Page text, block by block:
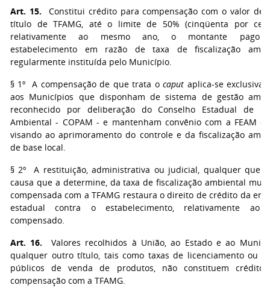
Art. 15. Constitui crédito para compensação com o valor
título de TFAMG, até o limite de 50% (cinqüenta por
relativamente ao mesmo ano, o montante pago
estabelecimento em razão de taxa de fiscalização
regularmente instituída pelo Município.
§ 1º A compensação de que trata ocaput aplica-se
aos Municípios que disponham de sistema de gestão
reconhecido por deliberação do Conselho Estadual de
Ambiental - COPAM - e mantenham convênio com a FEAM e
visando ao aprimoramento do controle e da fiscalização
de base local.
§ 2º A restituição, administrativa ou judicial, qualquer que
causa que a determine, da taxa de fiscalização ambiental
compensada com a TFAMG restaura o direito de crédito da
estadual contra o estabelecimento, relativamente ao
compensado.
Art. 16. Valores recolhidos à União, ao Estado e ao
qualquer outro título, tais como taxas de licenciamento ou
públicos de venda de produtos, não constituem crédito
compensação com a TFAMG.